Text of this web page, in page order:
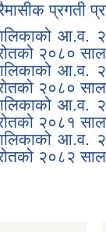
प्रगती
२०८० साल
२०८० साल
२०८१ साल
२०८२ साल